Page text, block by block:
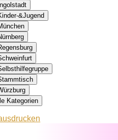
&Jugend
Kategorien